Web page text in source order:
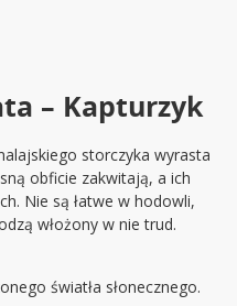
– Kapturzyk
storczyka wyrasta
obficie zakwitają, a ich
Nie są łatwe w hodowli,
włożony w nie trud.
światła słonecznego.